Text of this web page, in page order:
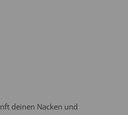
deinen Nacken und